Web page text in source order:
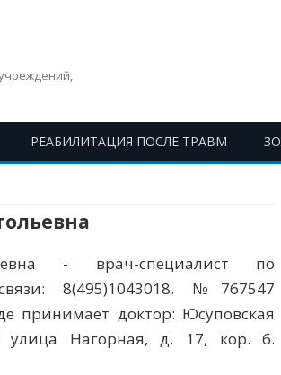
РЕАБИЛИТАЦИЯ ПОСЛЕ ТРАВМ
Перейти
- врач-специалист по
8(495)1043018. №767547
принимает доктор: Юсуповская
улица Нагорная, д. 17, кор. 6.